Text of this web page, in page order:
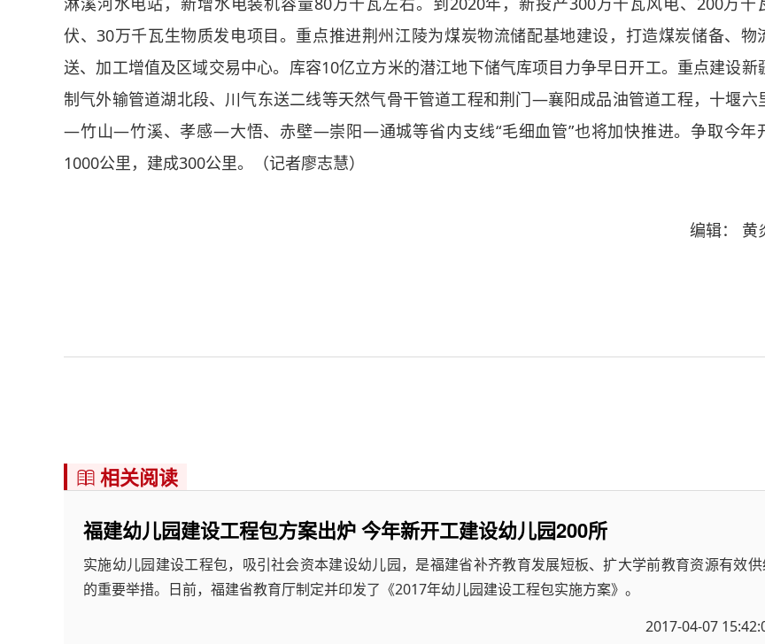
伏、30万千瓦生物质发电项目。重点推进荆州江陵为煤炭物流储配基地建设，打造煤炭储备、物
送、加工增值及区域交易中心。库容10亿立方米的潜江地下储气库项目力争早日开工。重点建设新
制气外输管道湖北段、川气东送二线等天然气骨干管道工程和荆门—襄阳成品油管道工程，十堰六
—竹山—竹溪、孝感—大悟、赤壁—崇阳—通城等省内支线“毛细血管”也将加快推进。争取今年
1000公里，建成300公里。（记者廖志慧）
编辑： 黄
 相关阅读
福建幼儿园建设工程包方案出炉 今年新开工建设幼儿园200所
实施幼儿园建设工程包，吸引社会资本建设幼儿园，是福建省补齐教育发展短板、扩大学前教育资源有效供
的重要举措。日前，福建省教育厅制定并印发了《2017年幼儿园建设工程包实施方案》。
2017-04-07